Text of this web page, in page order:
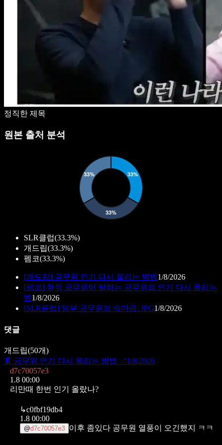
정직한 제목
원본 출처 분석
SLR클럽(33.3%)
개드립(33.3%)
펨코(33.3%)
[개드립] 공무원 인기 다시 올리는 방법1/8/2026
[펨코] 현직 공무원이 말하는 공무원의 인기 다시 올리는
법1/8/2026
[SLR클럽] 일부 공무원의 속마음. JPG1/8/2026
댓글
개드립(50개)
📄 공무원 인기 다시 올리는 방법 ↗ 1/8/2026
d7c70057e3
1.8 00:00
리만때 한번 인기 올랐나?
↳c0fbf19db4
1.8 00:00
@d7c70057e3 이후 좀있다 공무원 열풍이 오긴했지 ㅋㅋ